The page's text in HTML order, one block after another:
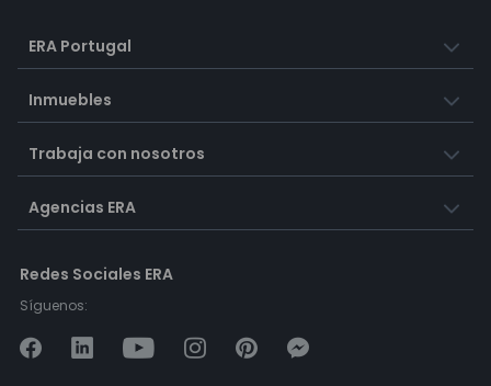
ERA Portugal
Inmuebles
Trabaja con nosotros
Agencias ERA
Redes Sociales ERA
Síguenos: